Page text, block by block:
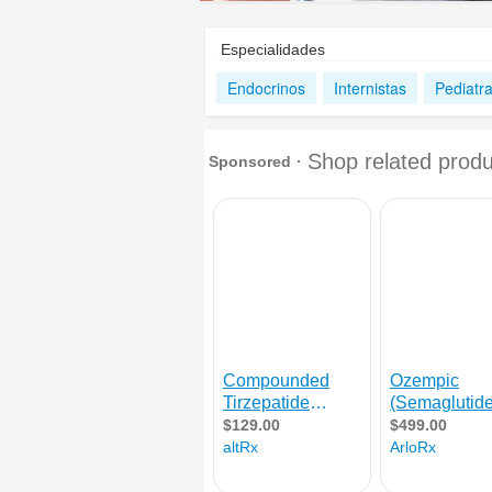
Especialidades
Endocrinos Internistas